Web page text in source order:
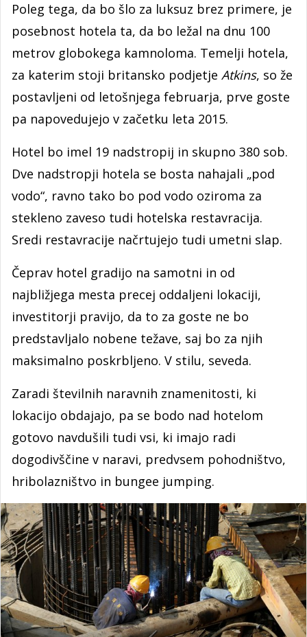
Poleg tega, da bo šlo za luksuz brez primere, je
posebnost hotela ta, da bo ležal na dnu 100
metrov globokega kamnoloma. Temelji hotela,
za katerim stoji britansko podjetje Atkins, so že
postavljeni od letošnjega februarja, prve goste
pa napovedujejo v začetku leta 2015.
Hotel bo imel 19 nadstropij in skupno 380 sob.
Dve nadstropji hotela se bosta nahajali „pod
vodo“, ravno tako bo pod vodo oziroma za
stekleno zaveso tudi hotelska restavracija.
Sredi restavracije načrtujejo tudi umetni slap.
Čeprav hotel gradijo na samotni in od
najbližjega mesta precej oddaljeni lokaciji,
investitorji pravijo, da to za goste ne bo
predstavljalo nobene težave, saj bo za njih
maksimalno poskrbljeno. V stilu, seveda.
Zaradi številnih naravnih znamenitosti, ki
lokacijo obdajajo, pa se bodo nad hotelom
gotovo navdušili tudi vsi, ki imajo radi
dogodivščine v naravi, predvsem pohodništvo,
hribolazništvo in bungee jumping.